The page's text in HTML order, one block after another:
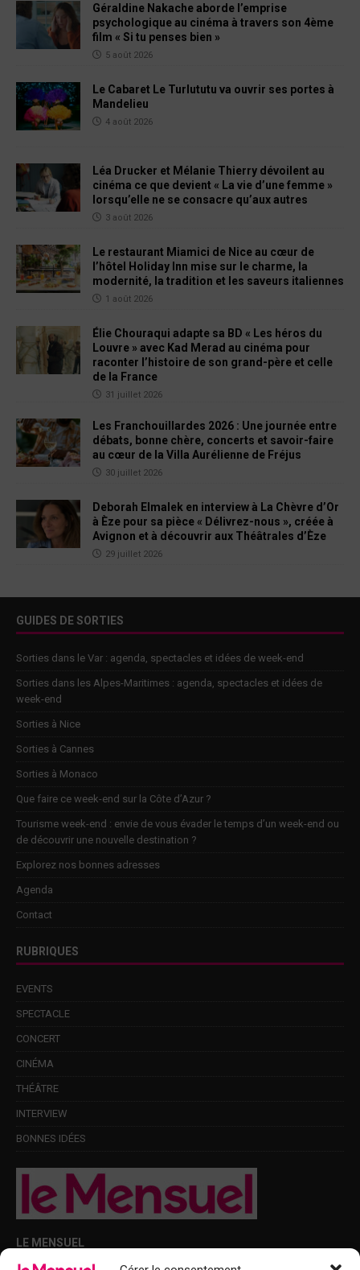
Géraldine Nakache aborde l’emprise
psychologique au cinéma à travers son 4ème
film « Si tu penses bien »
5 août 2026
Le Cabaret Le Turlututu va ouvrir ses portes à
Mandelieu
4 août 2026
Léa Drucker et Mélanie Thierry dévoilent au
cinéma ce que devient « La vie d’une femme »
lorsqu’elle ne se consacre qu’aux autres
3 août 2026
Le restaurant Miamici de Nice au cœur de
l’hôtel Holiday Inn mise sur le charme, la
modernité, la tradition et les saveurs italiennes
1 août 2026
Élie Chouraqui adapte sa BD « Les héros du
Louvre » avec Kad Merad au cinéma pour
raconter l’histoire de son grand-père et celle
de la France
31 juillet 2026
Les Franchouillardes 2026 : Une journée entre
débats, bonne chère, concerts et savoir-faire
au cœur de la Villa Aurélienne de Fréjus
30 juillet 2026
Deborah Elmalek en interview à La Chèvre d’Or
à Èze pour sa pièce « Délivrez-nous », créée à
Avignon et à découvrir aux Théâtrales d’Èze
29 juillet 2026
GUIDES DE SORTIES
Sorties dans le Var : agenda, spectacles et idées de week-end
Sorties dans les Alpes-Maritimes : agenda, spectacles et idées de
week-end
Sorties à Nice
Sorties à Cannes
Sorties à Monaco
Que faire ce week-end sur la Côte d’Azur ?
Tourisme week-end : envie de vous évader le temps d’un week-end ou
de découvrir une nouvelle destination ?
Explorez nos bonnes adresses
Agenda
Contact
RUBRIQUES
EVENTS
SPECTACLE
CONCERT
CINÉMA
THÉÂTRE
INTERVIEW
BONNES IDÉES
LE MENSUEL